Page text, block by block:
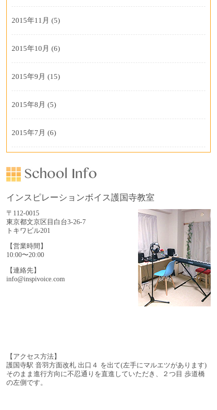
2015年11月 (5)
2015年10月 (6)
2015年9月 (15)
2015年8月 (5)
2015年7月 (6)
インスピレーションボイス護国寺教室
〒112-0015
東京都文京区目白台3-26-7
トキワビル201
【営業時間】
10:00〜20:00
【連絡先】
info@inspivoice.com
【アクセス方法】
護国寺駅 音羽方面改札 出口４ を出て(左手にマルエツがあります)
そのまま進行方向に不忍通りを直進していただき、
２つ目 歩道橋
の左側です。